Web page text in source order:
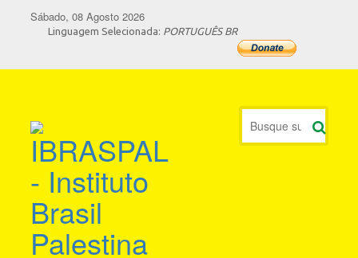
Sábado, 08 Agosto 2026
Linguagem Selecionada: PORTUGUÊS BR